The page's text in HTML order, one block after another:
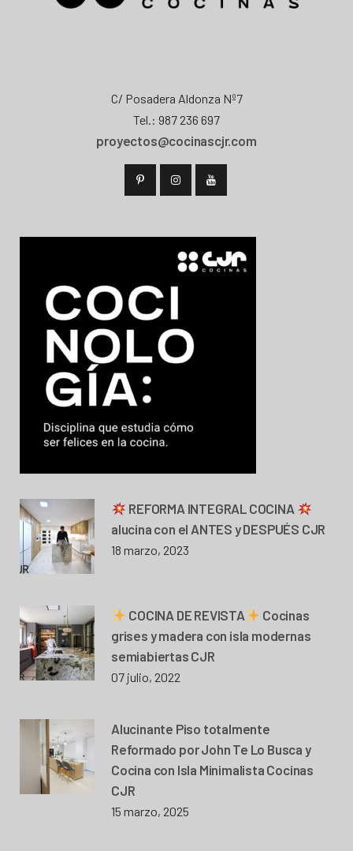
C/ Posadera Aldonza Nº7
Tel.: 987 236 697
proyectos@cocinascjr.com
REFORMA INTEGRAL COCINA
alucina con el ANTES y DESPUÉS CJR
18 marzo, 2023
COCINA DE REVISTA
Cocinas
grises y madera con isla modernas
semiabiertas CJR
07 julio, 2022
Alucinante Piso totalmente
Reformado por John Te Lo Busca y
Cocina con Isla Minimalista Cocinas
CJR
15 marzo, 2025